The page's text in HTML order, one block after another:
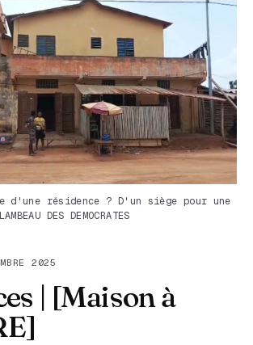
d'une résidence ? D'un siège pour une
DES DEMOCRATES
2025
| [Maison à